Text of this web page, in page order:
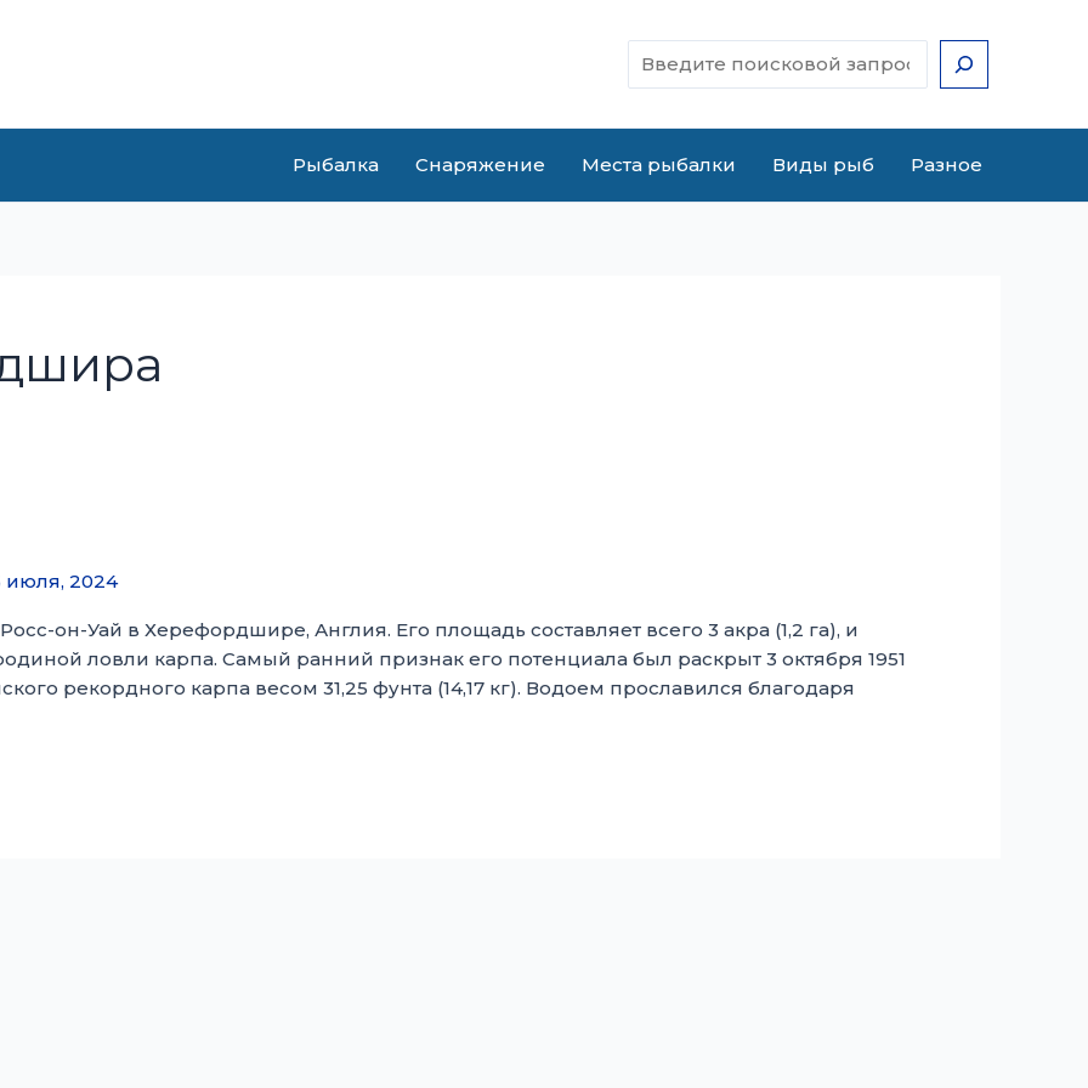
Рыбалка Снаряжение Места рыбалки Виды рыб Разное
июля, 2024
он-Уай в Херефордшире, Англия. Его площадь составляет всего 3 акра (1,2 га), и
ловли карпа. Самый ранний признак его потенциала был раскрыт 3 октября 1951
рекордного карпа весом 31,25 фунта (14,17 кг). Водоем прославился благодаря